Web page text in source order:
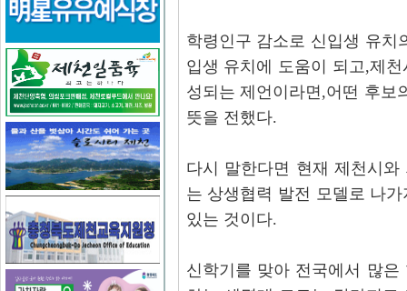
학령인구 감소로 신입생 유치
입생 유치에 도움이 되고,제
성되는 제언이라면,어떤 후보
뜻을 전했다.
다시 말한다면 현재 제천시
는 상생협력 발전 모델로 나
있는 것이다.
신학기를 맞아 전국에서 많